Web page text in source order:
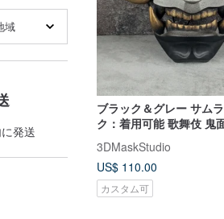
域
発送
ブラック＆グレー サム
ク：着用可能 歌舞伎 鬼
3DMaskStudio
US$ 110.00
カスタム可